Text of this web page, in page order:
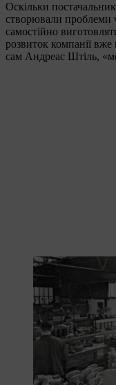
Оскільки
створювали проблеми
самостійно
розвиток компанії
сам Андреас Штіль,